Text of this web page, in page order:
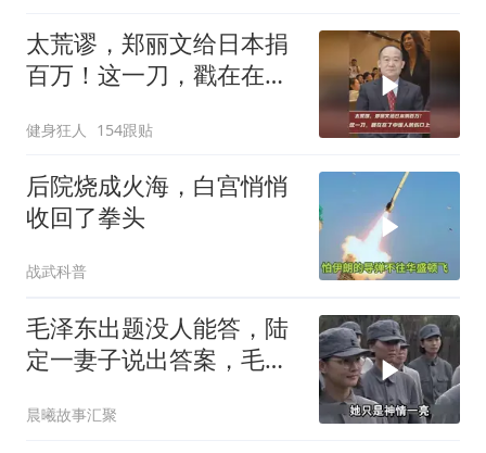
太荒谬，郑丽文给日本捐
百万！这一刀，戳在在了
健身狂人 154跟贴
后院烧成火海，白宫悄悄
收回了拳头
战武科普
毛泽东出题没人能答，陆
定一妻子说出答案，毛主
晨曦故事汇聚